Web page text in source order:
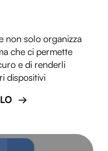
non solo organizza
che ci permette
e di renderli
dispositivi